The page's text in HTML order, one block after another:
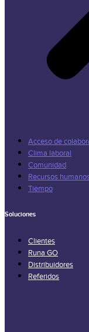
Acceso de
Clima laboral
Comunidad
Recursos
Tiempo
Soluciones
Clientes
Runa GO
Distribuidores
Referidos